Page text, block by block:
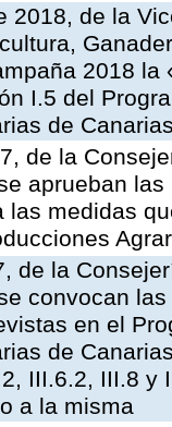
2018, de la
2018
I.5 del
de
de la
aprueban
las medidas
de la
convocan
en el
de
III.6.2, III.8 y
a la misma